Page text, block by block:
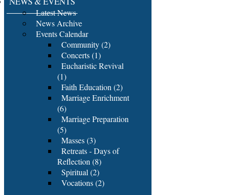
Latest News
News Archive
Events Calendar
Community (2)
Concerts (1)
Eucharistic Revival
(1)
Faith Education (2)
Marriage Enrichment
(6)
Marriage Preparation
(5)
Masses (3)
Retreats - Days of
Reflection (8)
Spiritual (2)
Vocations (2)